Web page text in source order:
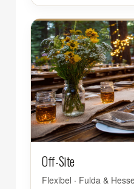
Off-Site
Flexibel · Fulda &